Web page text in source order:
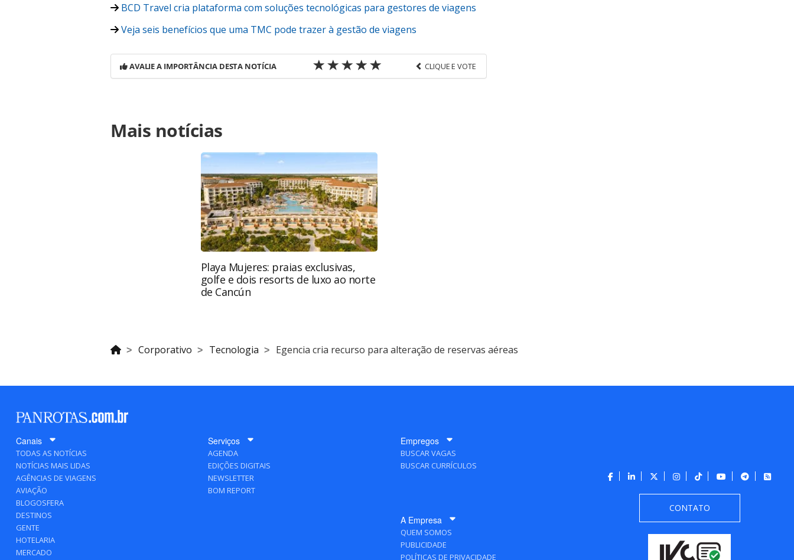
BCD Travel cria plataforma com soluções tecnológicas para gestores de viagens
Veja seis benefícios que uma TMC pode trazer à gestão de viagens
AVALIE A IMPORTÂNCIA DESTA NOTÍCIA CLIQUE E VOTE
https://www.panrotas.com.br/viagens-corporativas/tecnologia/2018/02/egencia-cria-
recurso-para-alteracao-de-reservas-aereas_153537.html ou as ferramentas oferecidas
na página. Todo o conteúdo produzido pela PANROTAS Editora é protegido pela
legislação brasileira sobre direito autoral. Não reproduza o conteúdo sem autorização
da PANROTAS Editora (copyright@panrotas.com.br).
Mais notícias
Playa Mujeres: praias exclusivas,
golfe e dois resorts de luxo ao norte
de Cancún
Corporativo Tecnologia Egencia cria recurso para alteração de reservas aéreas
Canais
TODAS AS NOTÍCIAS
NOTÍCIAS MAIS LIDAS
AGÊNCIAS DE VIAGENS
AVIAÇÃO
BLOGOSFERA
DESTINOS
GENTE
HOTELARIA
MERCADO
Serviços
AGENDA
EDIÇÕES DIGITAIS
NEWSLETTER
BOM REPORT
Empregos
BUSCAR VAGAS
BUSCAR CURRÍCULOS
A Empresa
QUEM SOMOS
PUBLICIDADE
POLÍTICAS DE PRIVACIDADE
CONTATO